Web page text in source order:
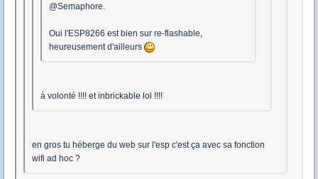
@Semaphore.
Oui l'ESP8266 est bien sur re-flashable,
heureusement d'ailleurs
à volonté !!!! et inbrickable lol !!!!
en gros tu héberge du web sur l'esp c'est ça avec sa fonction
wifi ad hoc ?